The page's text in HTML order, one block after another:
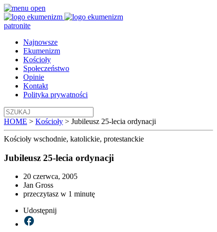
patronite
Najnowsze
Ekumenizm
Kościoły
Społeczeństwo
Opinie
Kontakt
Polityka prywatności
HOME > Kościoły > Jubileusz 25-lecia ordynacji
Kościoły wschodnie, katolickie, protestanckie
Jubileusz 25-lecia ordynacji
20 czerwca, 2005
Jan Gross
przeczytasz w 1 minutę
Udostępnij